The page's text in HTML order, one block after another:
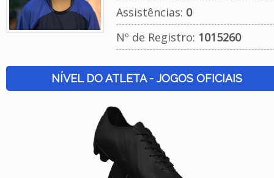
Assistências: 0
Nº de Registro: 1015260
NÍVEL DO ATLETA - JOGOS OFICIAIS